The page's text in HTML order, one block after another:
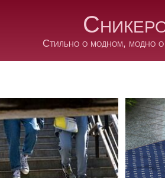
Стильно о модном, модно о